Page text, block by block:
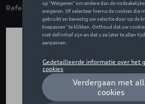
Referentie: 85B061221A 041